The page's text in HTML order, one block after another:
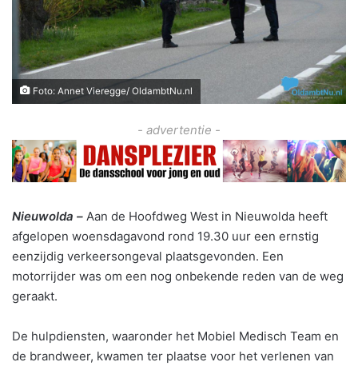
Foto: Annet Vieregge/ OldambtNu.nl
- advertentie -
Nieuwolda – Aan de Hoofdweg West in Nieuwolda heeft
afgelopen woensdagavond rond 19.30 uur een ernstig
eenzijdig verkeersongeval plaatsgevonden. Een
motorrijder was om een nog onbekende reden van de weg
geraakt.
De hulpdiensten, waaronder het Mobiel Medisch Team en
de brandweer, kwamen ter plaatse voor het verlenen van